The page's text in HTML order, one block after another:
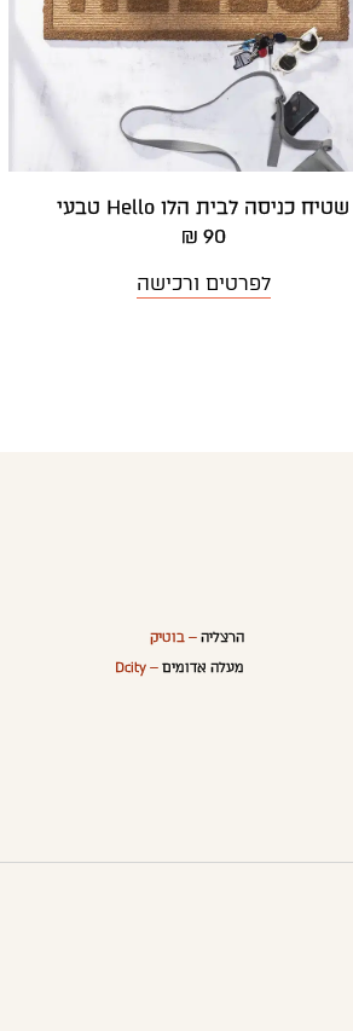
שטיח כניסה לבית הלו Hello טבעי
90 ₪
לפרטים ורכישה
הרצליה– בוטיק
מעלה אדומים – Dcity